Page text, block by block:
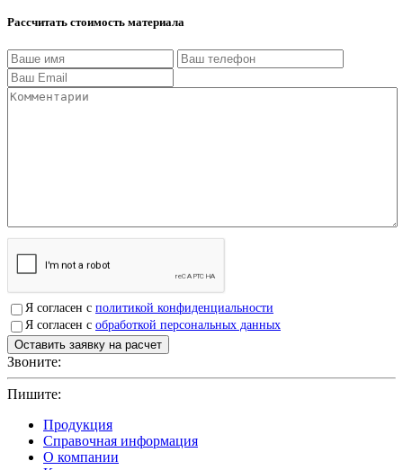
Рассчитать стоимость материала
Я согласен с политикой конфиденциальности
Я согласен с обработкой персональных данных
Звоните:
Пишите:
Продукция
Справочная информация
О компании